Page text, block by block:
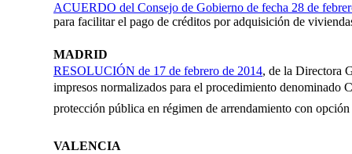
ACUERDO del Consejo de Gobierno de fecha 28 de
para facilitar el pago de créditos por adquisición de
MADRID
RESOLUCIÓN de 17 de febrero de 2014, de la Directora
impresos normalizados para el procedimiento denominado
protección pública en régimen de arrendamiento con opción
VALENCIA